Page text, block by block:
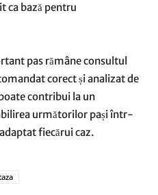
ca bază pentru
pas rămâne consultul
corect și analizat de
contribui la un
următorilor pași într-
fiecărui caz.